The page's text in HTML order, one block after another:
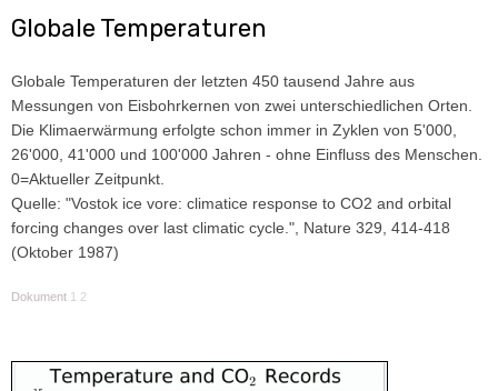
Globale Temperaturen
Globale Temperaturen der letzten 450 tausend Jahre aus
Messungen von Eisbohrkernen von zwei unterschiedlichen Orten.
Die Klimaerwärmung erfolgte schon immer in Zyklen von 5'000,
26'000, 41'000 und 100'000 Jahren - ohne Einfluss des Menschen.
0=Aktueller Zeitpunkt.
Quelle: "Vostok ice vore: climatice response to CO2 and orbital
forcing changes over last climatic cycle.", Nature 329, 414-418
(Oktober 1987)
Dokument 1 2